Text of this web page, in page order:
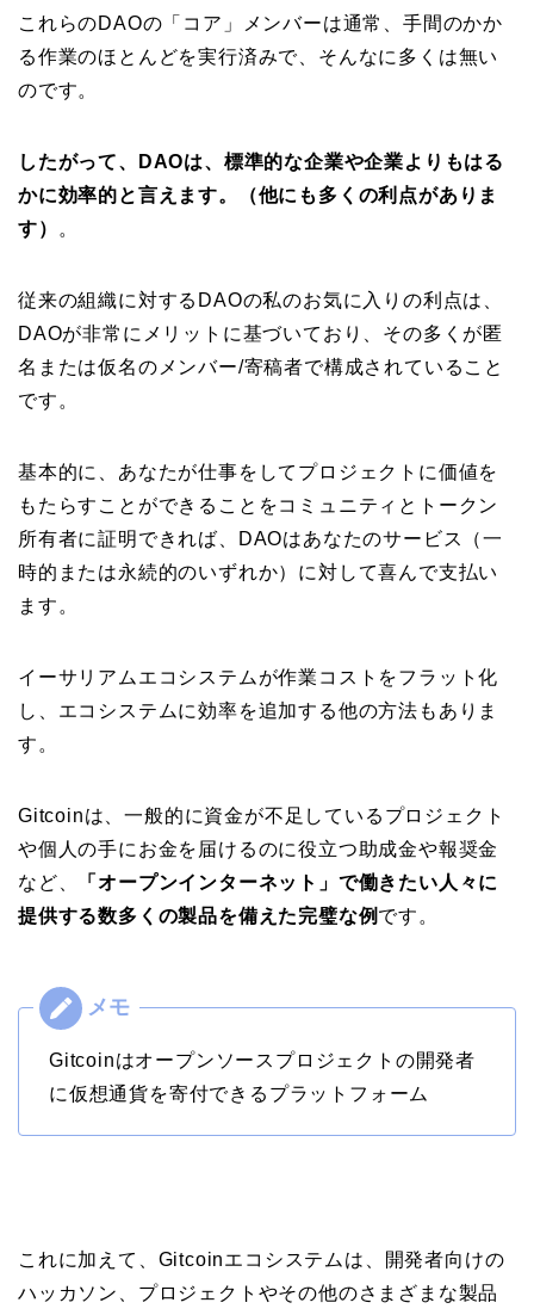
これらのDAOの「コア」メンバーは通常、手間のかか
る作業のほとんどを実行済みで、そんなに多くは無い
のです。
したがって、DAOは、標準的な企業や企業よりもはる
かに効率的と言えます。（他にも多くの利点がありま
す）
。
従来の組織に対するDAOの私のお気に入りの利点は、
DAOが非常にメリットに基づいており、その多くが匿
名または仮名のメンバー/寄稿者で構成されていること
です。
基本的に、あなたが仕事をしてプロジェクトに価値を
もたらすことができることをコミュニティとトークン
所有者に証明できれば、DAOはあなたのサービス（一
時的または永続的のいずれか）に対して喜んで支払い
ます。
イーサリアムエコシステムが作業コストをフラット化
し、エコシステムに効率を追加する他の方法もありま
す。
Gitcoinは、一般的に資金が不足しているプロジェクト
や個人の手にお金を届けるのに役立つ助成金や報奨金
など、
「オープンインターネット」で働きたい人々に
提供する数多くの製品を備えた完璧な例 です。
Gitcoinはオープンソースプロジェクトの開発者
に仮想通貨を寄付できるプラットフォーム
これに加えて、Gitcoinエコシステムは、開発者向けの
ハッカソン、プロジェクトやその他のさまざまな製品